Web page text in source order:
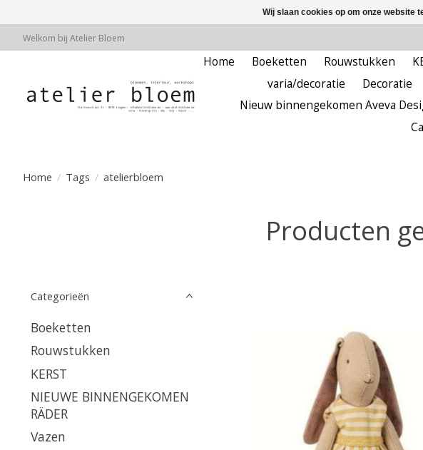
Welkom bij Atelier Bloem
Home Boeketten Rouwstukken
varia/decoratie
Decoratie
Nieuw binnengekomen Aveva
Home / Tags / atelierbloem
Producten
Categorieën
Boeketten
Rouwstukken
KERST
NIEUWE BINNENGEKOMEN
RÄDER
Vazen
Wij slaan cookies op om onze website